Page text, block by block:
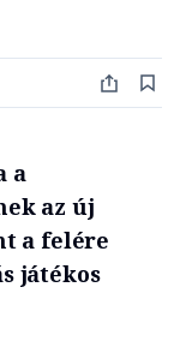
a
az új
a felére
játékos